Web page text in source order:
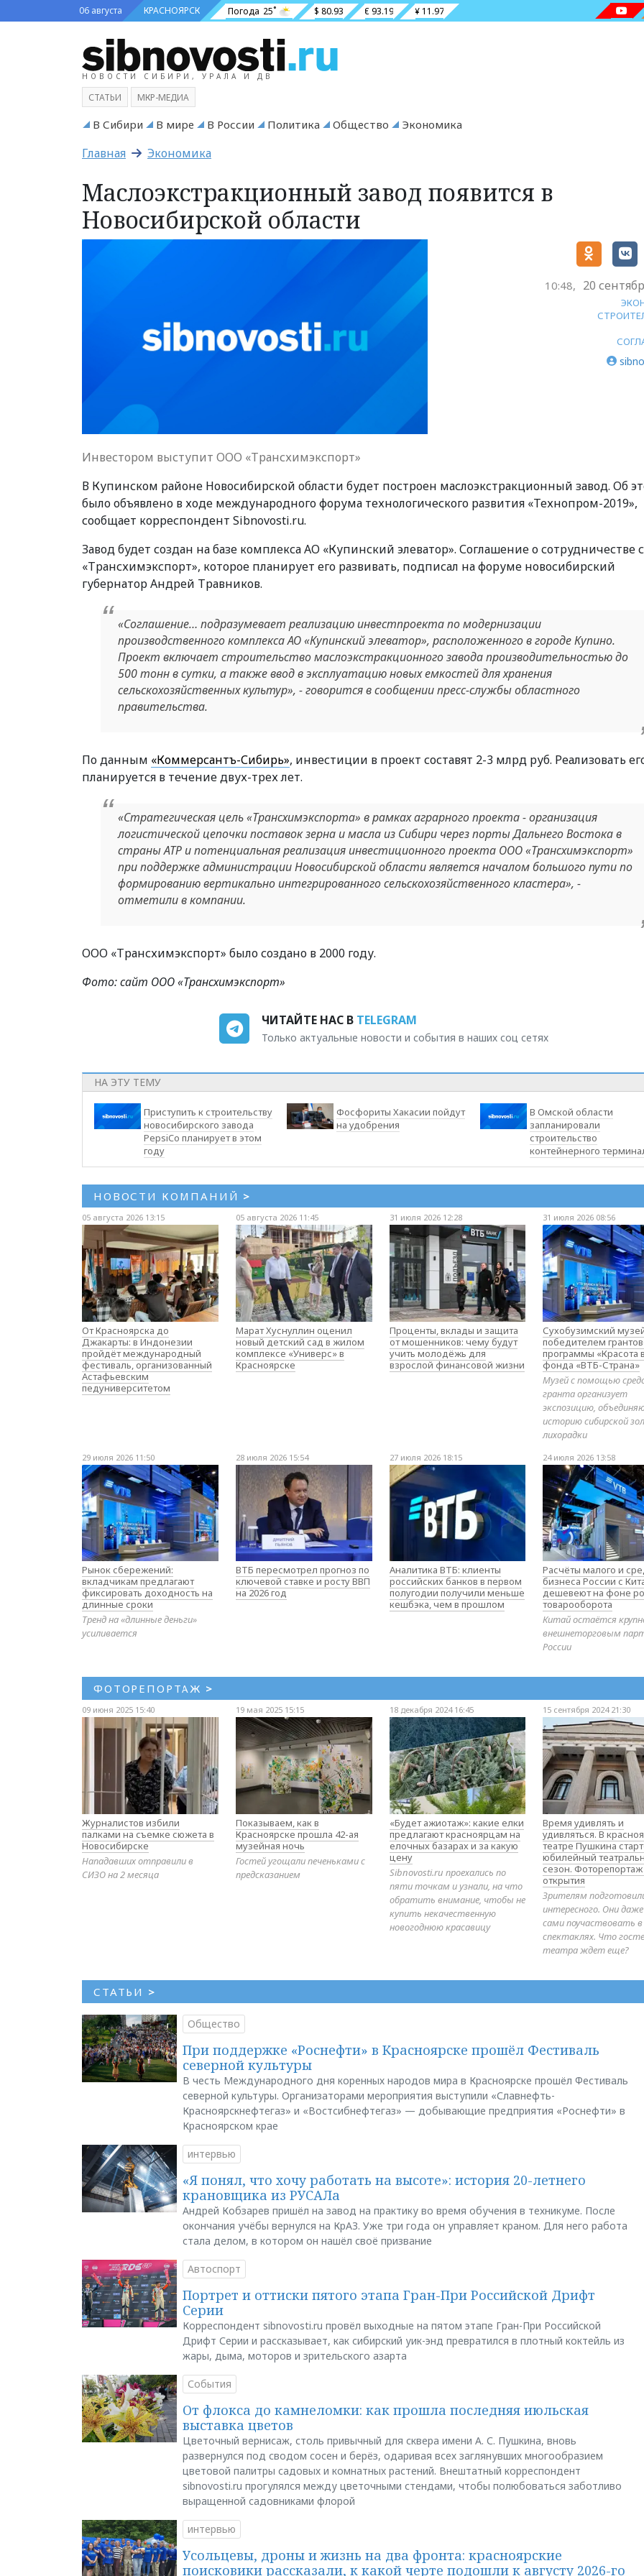
06 августа КРАСНОЯРСК Погода 25˚ $ 80.93 € 93.19 ¥ 11.97
НОВОСТИ СИБИРИ, УРАЛА И ДВ
СТАТЬИ МКР-МЕДИА
В Сибири В мире В России Политика Общество Экономика
Главная Экономика
Маслоэкстракционный завод появится в
Новосибирской области
10:48, 20
Инвестором выступит ООО «Трансхимэкспорт»
В Купинском районе Новосибирской области будет построен маслоэкстракционный завод. Об
было объявлено в ходе международного форума технологического развития «Технопром-2019»,
сообщает корреспондент Sibnovosti.ru.
Завод будет создан на базе комплекса АО «Купинский элеватор». Соглашение о сотрудничестве
«Трансхимэкспорт», которое планирует его развивать, подписал на форуме новосибирский
губернатор Андрей Травников.
«Соглашение… подразумевает реализацию инвестпроекта по модернизации
производственного комплекса АО «Купинский элеватор», расположенного в городе Купино.
Проект включает строительство маслоэкстракционного завода производительностью до
500 тонн в сутки, а также ввод в эксплуатацию новых емкостей для хранения
сельскохозяйственных культур», - говорится в сообщении пресс-службы областного
правительства.
По данным «Коммерсантъ-Сибирь», инвестиции в проект составят 2-3 млрд руб. Реализовать
планируется в течение двух-трех лет.
«Стратегическая цель «Трансхимэкспорта» в рамках аграрного проекта - организация
логистической цепочки поставок зерна и масла из Сибири через порты Дальнего Востока в
страны АТР и потенциальная реализация инвестиционного проекта ООО «Трансхимэкспорт»
при поддержке администрации Новосибирской области является началом большого пути по
формированию вертикально интегрированного сельскохозяйственного кластера», -
отметили в компании.
ООО «Трансхимэкспорт» было создано в 2000 году.
Фото: сайт ООО «Трансхимэкспорт»
ЧИТАЙТЕ НАС В TELEGRAM
Только актуальные новости и события в наших соц сетях
НА ЭТУ ТЕМУ
Приступить к строительству
новосибирского завода
PepsiCo планирует в этом
году
Фосфориты Хакасии пойдут
на удобрения
В Омской области
запланировали
строительство
контейнерного
НОВОСТИ КОМПАНИЙ >
05 августа 2026 13:15
От Красноярска до
Джакарты: в Индонезии
пройдёт международный
фестиваль, организованный
Астафьевским
педуниверситетом
05 августа 2026 11:45
Марат Хуснуллин оценил
новый детский сад в жилом
комплексе «Универс» в
Красноярске
31 июля 2026 12:28
Проценты, вклады и защита
от мошенников: чему будут
учить молодёжь для
взрослой финансовой жизни
31 июля 2026 08:56
Сухобузимский
победителем
программы «Красота
фонда «ВТБ-Страна»
Музей с помощью
гранта организует
экспозицию,
историю сибирской
лихорадки
29 июля 2026 11:50
Рынок сбережений:
вкладчикам предлагают
фиксировать доходность на
длинные сроки
Тренд на «длинные деньги»
усиливается
28 июля 2026 15:54
ВТБ пересмотрел прогноз по
ключевой ставке и росту ВВП
на 2026 год
27 июля 2026 18:15
Аналитика ВТБ: клиенты
российских банков в первом
полугодии получили меньше
кешбэка, чем в прошлом
24 июля 2026 13:58
Расчёты малого и
бизнеса России с
дешевеют на фоне
товарооборота
Китай остаётся
внешнеторговым
России
ФОТОРЕПОРТАЖ >
09 июня 2025 15:40
Журналистов избили
палками на съемке сюжета в
Новосибирске
Нападавших отправили в
СИЗО на 2 месяца
19 мая 2025 15:15
Показываем, как в
Красноярске прошла 42-ая
музейная ночь
Гостей угощали печеньками с
предсказанием
18 декабря 2024 16:45
«Будет ажиотаж»: какие елки
предлагают красноярцам на
елочных базарах и за какую
цену
Sibnovosti.ru проехались по
пяти точкам и узнали, на что
обратить внимание, чтобы не
купить некачественную
новогоднюю красавицу
15 сентября 2024 21:30
Время удивлять и
удивляться. В
театре Пушкина
юбилейный
сезон. Фоторепортаж
открытия
Зрителям
интересного. Они
сами поучаствовать в
спектаклях. Что
театра ждет еще?
СТАТЬИ >
Общество
При поддержке «Роснефти» в Красноярске прошёл Фестиваль
северной культуры
В честь Международного дня коренных народов мира в Красноярске прошёл Фестиваль
северной культуры. Организаторами мероприятия выступили «Славнефть-
Красноярскнефтегаз» и «Востсибнефтегаз» — добывающие предприятия «Роснефти» в
Красноярском крае
интервью
«Я понял, что хочу работать на высоте»: история 20-летнего
крановщика из РУСАЛа
Андрей Кобзарев пришёл на завод на практику во время обучения в техникуме. После
окончания учёбы вернулся на КрАЗ. Уже три года он управляет краном. Для него работа
стала делом, в котором он нашёл своё призвание
Автоспорт
Портрет и оттиски пятого этапа Гран-При Российской Дрифт
Серии
Корреспондент sibnovosti.ru провёл выходные на пятом этапе Гран-При Российской
Дрифт Серии и рассказывает, как сибирский уик-энд превратился в плотный коктейль из
жары, дыма, моторов и зрительского азарта
События
От флокса до камнеломки: как прошла последняя июльская
выставка цветов
Цветочный вернисаж, столь привычный для сквера имени А. С. Пушкина, вновь
развернулся под сводом сосен и берёз, одаривая всех заглянувших многообразием
цветовой палитры садовых и комнатных растений. Внештатный корреспондент
sibnovosti.ru прогулялся между цветочными стендами, чтобы полюбоваться заботливо
выращенной садовниками флорой
интервью
Усольцевы, дроны и жизнь на два фронта: красноярские
поисковики рассказали, к какой черте подошли к августу 2026-го